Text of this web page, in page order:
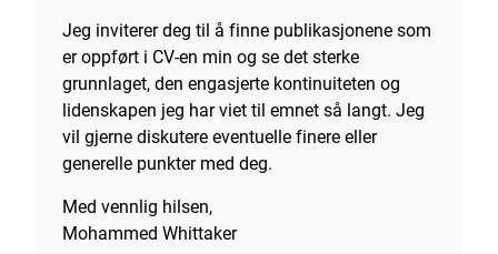
Jeg inviterer deg til å finne publikasjonene som
er oppført i CV-en min og se det sterke
grunnlaget, den engasjerte kontinuiteten og
lidenskapen jeg har viet til emnet så langt. Jeg
vil gjerne diskutere eventuelle finere eller
generelle punkter med deg.
Med vennlig hilsen,
Mohammed Whittaker